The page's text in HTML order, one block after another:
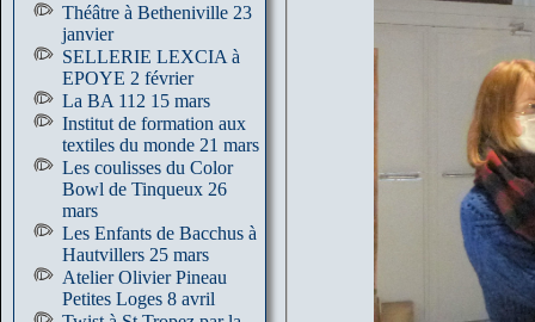
Théâtre à Betheniville 23
janvier
SELLERIE LEXCIA à
EPOYE 2 février
La BA 112 15 mars
Institut de formation aux
textiles du monde 21 mars
Les coulisses du Color
Bowl de Tinqueux 26
mars
Les Enfants de Bacchus à
Hautvillers 25 mars
Atelier Olivier Pineau
Petites Loges 8 avril